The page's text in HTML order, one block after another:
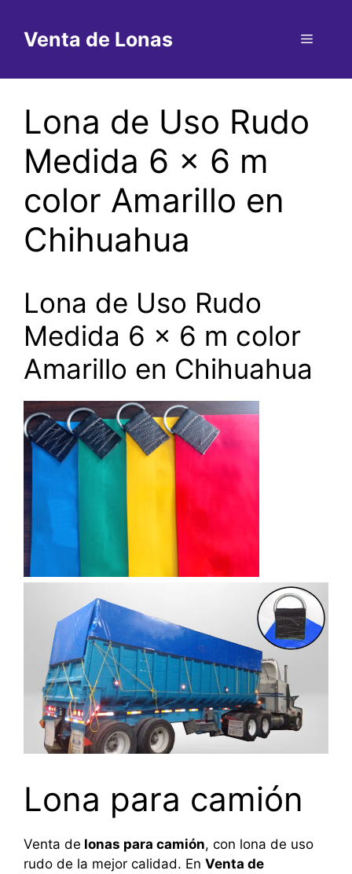
contenido
Venta de Lonas Menú
Lona de Uso Rudo
Medida 6 x 6 m
color Amarillo en
Chihuahua
Lona de Uso Rudo
Medida 6 x 6 m color
Amarillo en Chihuahua
Lona para camión
Venta de lonas para camión, con lona de uso
rudo de la mejor calidad. En Venta de